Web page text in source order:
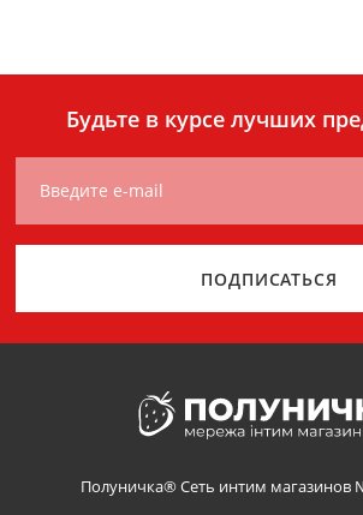
Будьте в курсе лучших
Введите e-mail
ПОДПИСАТЬСЯ
Полуничка® Сеть интим магазинов